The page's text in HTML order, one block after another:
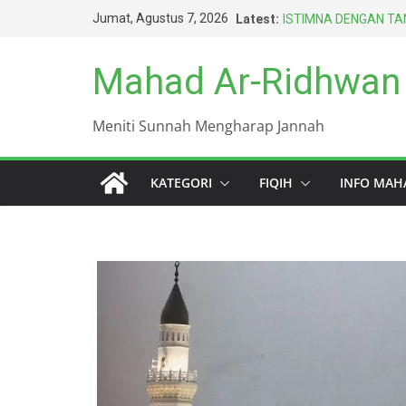
Jumat, Agustus 7, 2026 Latest: ISTIMNA DENGAN
HARUS BERAGAMA
TERBAIK UMAT INI
KEWAJIBAN PALING
Mahad Ar-
Meniti Sunnah Mengharap Jannah
KATEGORI FIQIH INFO